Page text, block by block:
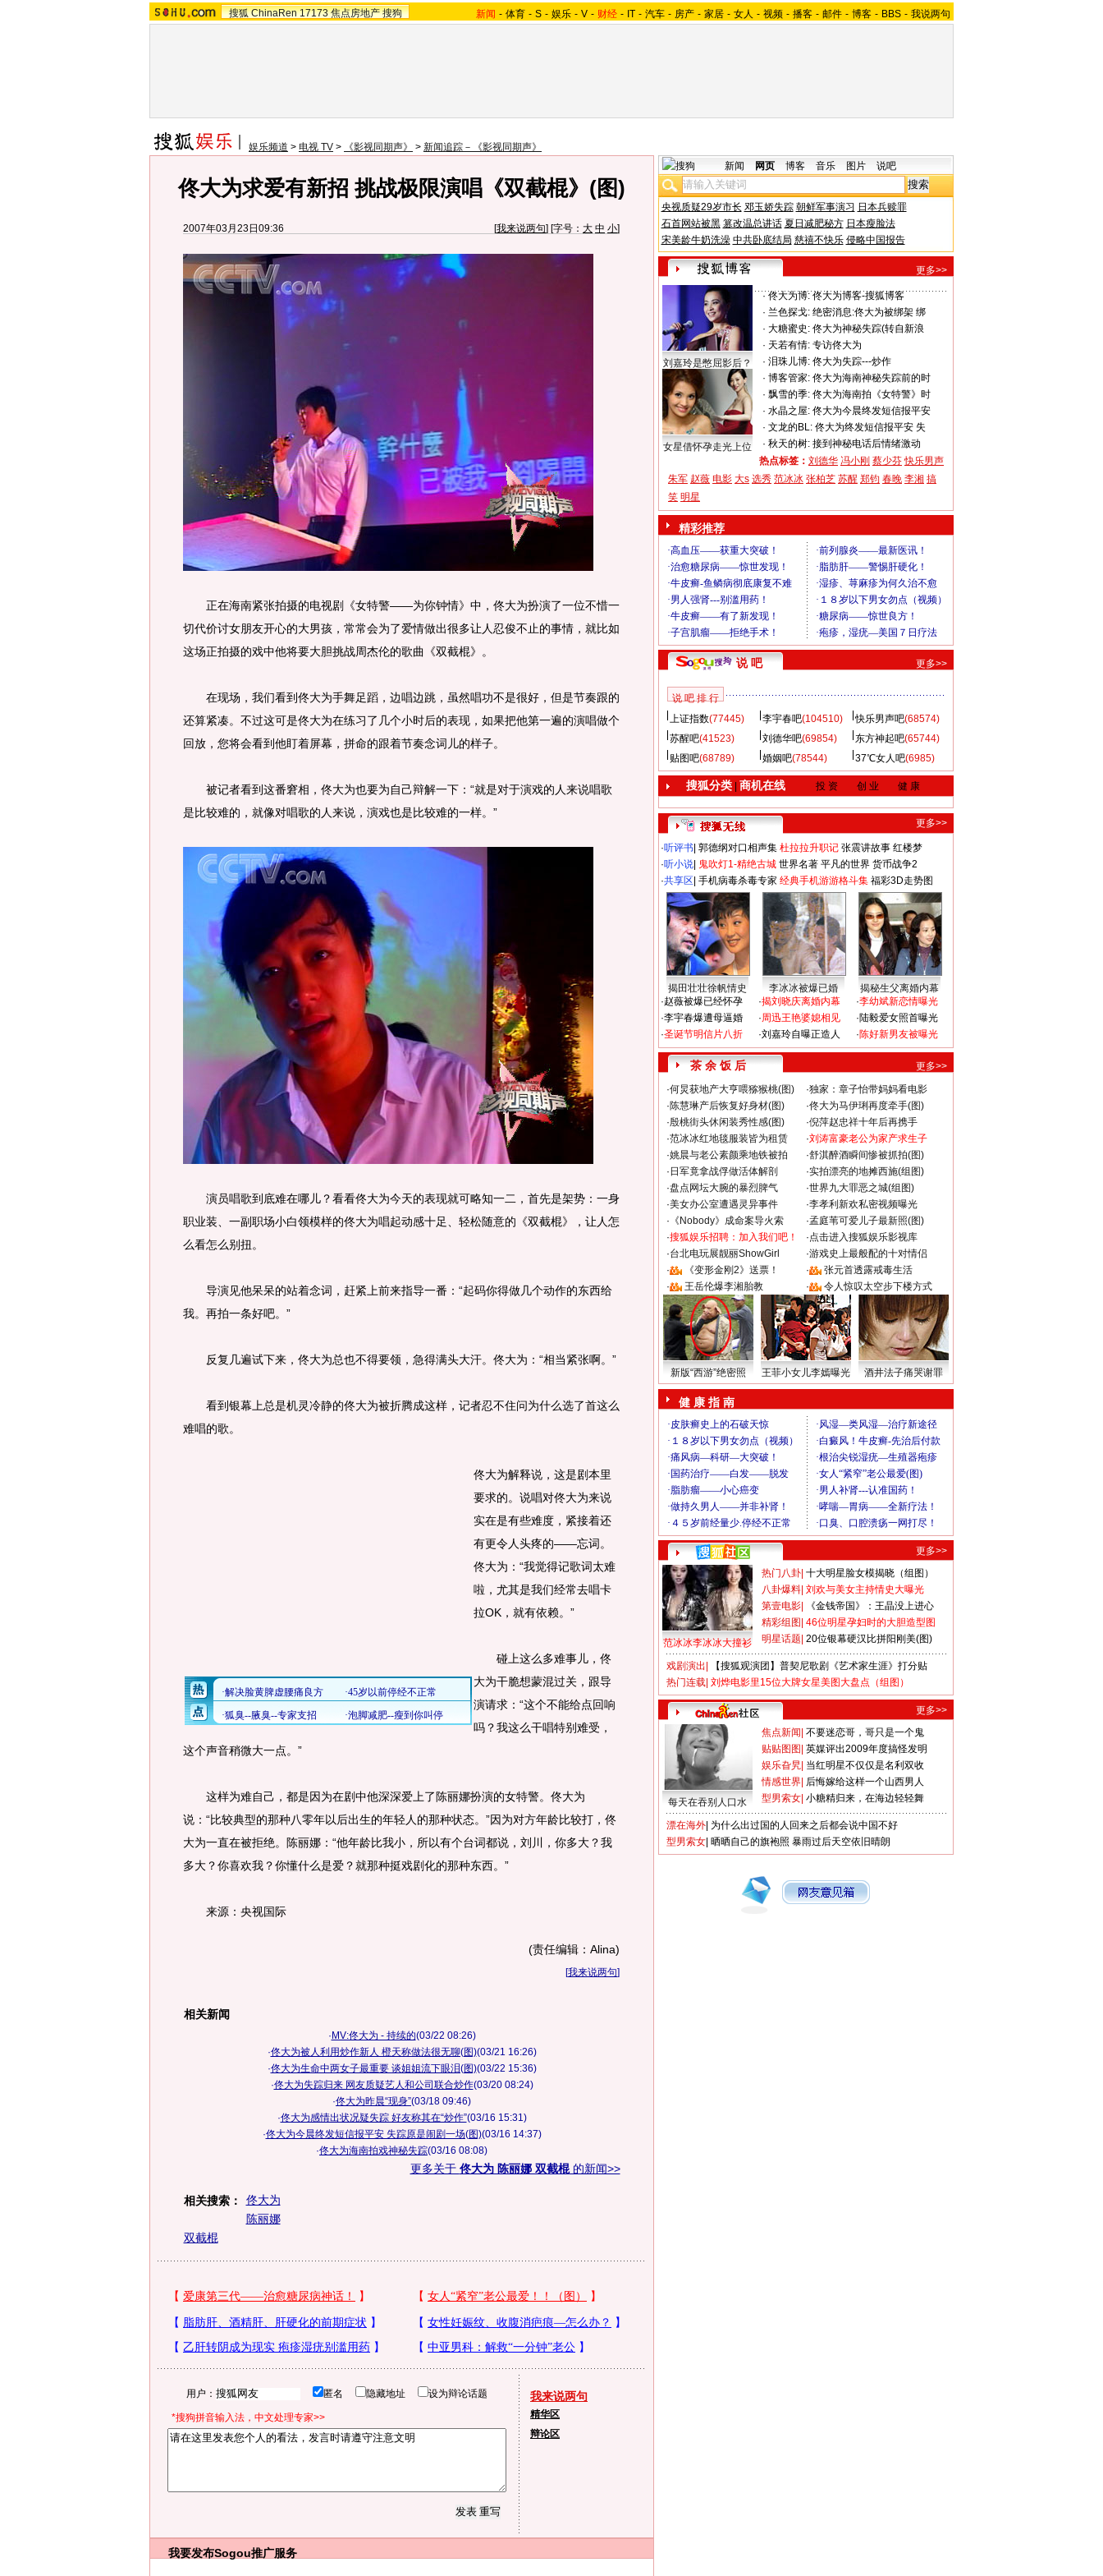
搜狐 ChinaRen 17173 焦点房地产 搜狗 新闻 - 体育 - S - 娱乐 - V - 财经 - IT - 汽车 - 房产 - 家居 - 女人 - 视频 - 播客 - 邮件 - 博客 - BBS - 我说两句
娱乐频道 > 电视 TV > 《影视同期声》 > 新闻追踪－《影视同期声》
佟大为求爱有新招 挑战极限演唱《双截棍》(图)
2007年03月23日09:36 [我来说两句] [字号： 大 中 小]
正在海南紧张拍摄的电视剧《女特警——为你钟情》中，佟大为扮演了一位不惜一
切代价讨女朋友开心的大男孩，常常会为了爱情做出很多让人忍俊不止的事情，就比如
这场正拍摄的戏中他将要大胆挑战周杰伦的歌曲《双截棍》。
在现场，我们看到佟大为手舞足蹈，边唱边跳，虽然唱功不是很好，但是节奏跟的
还算紧凑。不过这可是佟大为在练习了几个小时后的表现，如果把他第一遍的演唱做个
回放，您将会看到他盯着屏幕，拼命的跟着节奏念词儿的样子。
被记者看到这番窘相，佟大为也要为自己辩解一下：“就是对于演戏的人来说唱歌
是比较难的，就像对唱歌的人来说，演戏也是比较难的一样。”
演员唱歌到底难在哪儿？看看佟大为今天的表现就可略知一二，首先是架势：一身
职业装、一副职场小白领模样的佟大为唱起动感十足、轻松随意的《双截棍》，让人怎
么看怎么别扭。
导演见他呆呆的站着念词，赶紧上前来指导一番：“起码你得做几个动作的东西给
我。再拍一条好吧。”
反复几遍试下来，佟大为总也不得要领，急得满头大汗。佟大为：“相当紧张啊。”
看到银幕上总是机灵冷静的佟大为被折腾成这样，记者忍不住问为什么选了首这么
难唱的歌。
佟大为解释说，这是剧本里
要求的。说唱对佟大为来说
实在是有些难度，紧接着还
有更令人头疼的——忘词。
佟大为：“我觉得记歌词太难
啦，尤其是我们经常去唱卡
拉OK，就有依赖。”
碰上这么多难事儿，佟
大为干脆想蒙混过关，跟导
演请求：“这个不能给点回响
吗？我这么干唱特别难受，
这个声音稍微大一点。”
这样为难自己，都是因为在剧中他深深爱上了陈丽娜扮演的女特警。佟大为
说：“比较典型的那种八零年以后出生的年轻人的那种状态。”因为对方年龄比较打，佟
大为一直在被拒绝。陈丽娜：“他年龄比我小，所以有个台词都说，刘川，你多大？我
多大？你喜欢我？你懂什么是爱？就那种挺戏剧化的那种东西。”
来源：央视国际
(责任编辑：Alina)
[我来说两句]
相关新闻
· MV:佟大为 - 持续的(03/22 08:26)
·佟大为被人利用炒作新人 橙天称做法很无聊(图)(03/21 16:26)
·佟大为生命中两女子最重要 谈姐姐流下眼泪(图)(03/22 15:36)
·佟大为失踪归来 网友质疑艺人和公司联合炒作(03/20 08:24)
·佟大为昨晨“现身”(03/18 09:46)
·佟大为感情出状况疑失踪 好友称其在“炒作”(03/16 15:31)
·佟大为今晨终发短信报平安 失踪原是闹剧一场(图)(03/16 14:37)
·佟大为海南拍戏神秘失踪(03/16 08:08)
更多关于 佟大为 陈丽娜 双截棍的新闻>>
相关搜索：
佟大为
陈丽娜
双截棍
用户： 匿名 隐藏地址 设为辩论话题
*搜狗拼音输入法，中文处理专家>>
我来说两句
精华区
辩论区
我要发布Sogou推广服务
新闻 网页 博客 音乐 图片 说吧
央视质疑29岁市长 邓玉娇失踪 朝鲜军事演习 日本兵赎罪
石首网站被黑 篡改温总讲话 夏日减肥秘方 日本瘦脸法
宋美龄牛奶洗澡 中共卧底结局 慈禧不快乐 侵略中国报告
更多>>
刘嘉玲是憋屈影后？
女星借怀孕走光上位
· 佟大为博: 佟大为博客-搜狐博客
· 兰色探戈: 绝密消息:佟大为被绑架 绑
· 大糖蜜史: 佟大为神秘失踪(转自新浪
· 天若有情: 专访佟大为
· 泪珠儿博: 佟大为失踪---炒作
· 博客管家: 佟大为海南神秘失踪前的时
· 飘雪的季: 佟大为海南拍《女特警》时
· 水晶之屋: 佟大为今晨终发短信报平安
· 文龙的BL: 佟大为终发短信报平安 失
· 秋天的树: 接到神秘电话后情绪激动
热点标签： 刘德华 冯小刚 蔡少芬 快乐男声
朱军 赵薇 电影 大s 选秀 范冰冰 张柏芝 苏醒 郑钧 春晚 李湘 搞
笑 明星
精彩推荐
说 吧 更多>>
说 吧 排 行
上证指数(77445) 李宇春吧(104510) 快乐男声吧(68574)
苏醒吧(41523) 刘德华吧(69854) 东方神起吧(65744)
贴图吧(68789) 婚姻吧(78544) 37℃女人吧(6985)
搜狐分类| 商机在线 投 资 创 业 健 康
更多>>
·听评书 郭德纲对口相声集 杜拉拉升职记 张震讲故事 红楼梦
·听小说 鬼吹灯1-精绝古城 世界名著 平凡的世界 货币战争2
·共享区 手机病毒杀毒专家 经典手机游游格斗集 福彩3D走势图
揭田壮壮徐帆情史 李冰冰被爆已婚
揭秘生父离婚内幕
·赵薇被爆已经怀孕
·李宇春爆遭母逼婚
·圣诞节明信片八折
·揭刘晓庆离婚内幕
·周迅王艳婆媳相见
·刘嘉玲自曝正造人
·李幼斌新恋情曝光
·陆毅爱女照首曝光
·陈好新男友被曝光
茶 余 饭 后
更多>>
·何炅获地产大亨喂猕猴桃(图) ·独家：章子怡带妈妈看电影
·陈慧琳产后恢复好身材(图) ·佟大为马伊琍再度牵手(图)
·殷桃街头休闲装秀性感(图) ·倪萍赵忠祥十年后再携手
·范冰冰红地毯服装皆为租赁 ·刘涛富豪老公为家产求生子
·姚晨与老公素颜乘地铁被拍 ·舒淇醉酒瞬间惨被抓拍(图)
· 日军竟拿战俘做活体解剖 ·实拍漂亮的地摊西施(组图)
·盘点网坛大腕的暴烈脾气 ·世界九大罪恶之城(组图)
·美女办公室遭遇灵异事件 ·李孝利新欢私密视频曝光
· 《Nobody》成命案导火索 ·孟庭苇可爱儿子最新照(图)
·搜狐娱乐招聘：加入我们吧！ ·点击进入搜狐娱乐影视库
·台北电玩展靓丽ShowGirl ·游戏史上最般配的十对情侣
·
《变形金刚2》送票！ ·
张元首透露戒毒生活
·
王岳伦爆李湘胎教 · 令人惊叹太空步下楼方式
新版“西游”绝密照 王菲小女儿李嫣曝光 酒井法子痛哭谢罪
健 康 指 南
更多>>
范冰冰李冰冰大撞衫
热门八卦 十大明星脸女模揭晓（组图）
八卦爆料 刘欢与美女主持情史大曝光
第壹电影
《金钱帝国》：王晶没上进心
精彩组图 46位明星孕妇时的大胆造型图
明星话题 20位银幕硬汉比拼阳刚美(图)
戏剧演出
【搜狐观演团】普契尼歌剧《艺术家生涯》打分贴
热门连载 刘烨电影里15位大牌女星美图大盘点（组图）
更多>>
每天在吞别人口水
焦点新闻 不要迷恋哥，哥只是一个鬼
贴贴图图 英媒评出2009年度搞怪发明
娱乐旮旯 当红明星不仅仅是名利双收
情感世界 后悔嫁给这样一个山西男人
型男索女 小糖精归来，在海边轻轻舞
漂在海外 为什么出过国的人回来之后都会说中国不好
型男索女 晒晒自己的旗袍照 暴雨过后天空依旧晴朗